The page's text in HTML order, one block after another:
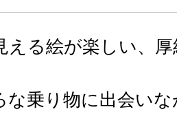
る絵が楽しい、
乗り物に出会い